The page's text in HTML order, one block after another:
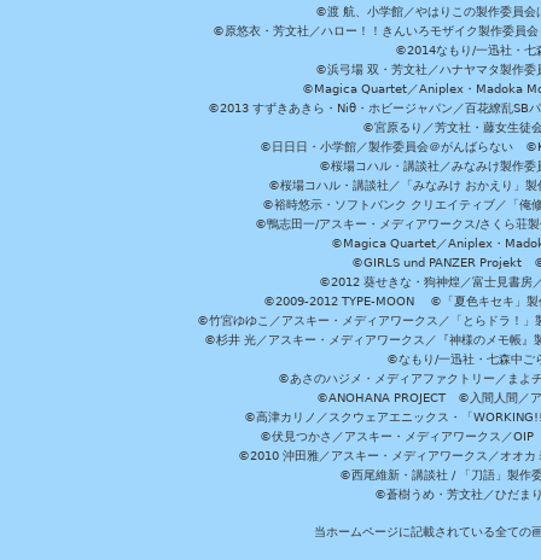
©渡 航、小学館／やはりこの製作委員
©原悠衣・芳文社／ハロー！！きんいろモザイク製作委員
©2014なもり/一迅社・
©浜弓場 双・芳文社／ハナヤマタ製作
©Magica Quartet／Aniplex・Madoka
©2013 すずきあきら・Niθ・ホビージャパン／百花繚乱
©宮原るり／芳文社・藤女生徒
©日日日・小学館／製作委員会＠がんばらない
©桜場コハル・講談社／みなみけ製作
©桜場コハル・講談社／「みなみけ おかえり」
©裕時悠示・ソフトバンク クリエイティブ／「
©鴨志田一/アスキー・メディアワークス/さく
©Magica Quartet／Aniplex・
©GIRLS und PANZER Projekt ©
©2012 葵せきな・狗神煌／富士見書
©2009-2012 TYPE-MOON ©「夏色キセキ」製
©竹宮ゆゆこ／アスキー・メディアワークス／「とらドラ！
©杉井 光／アスキー・メディアワークス／『神様のメモ帳
©なもり/一迅社・七森中
©あさのハジメ・メディアファクトリー／ま
©ANOHANA PROJECT ©入間人間／ア
©高津カリノ／スクウェアエニックス・「
©伏見つかさ／アスキー・メディアワークス／
©2010 沖田雅／アスキー・メディアワークス／オオ
©西尾維新・講談社 / 「刀語」製作
©蒼樹うめ・芳文社／ひだま
当ホームページに記載されている全ての